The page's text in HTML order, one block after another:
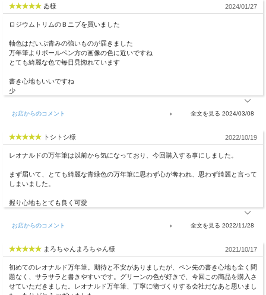
ゐ様 2024/01/27
ロジウムトリムのＢニブを買いました
軸色はだいぶ青みの強いものが届きました
万年筆よりボールペン方の画像の色に近いですね
とても綺麗な色で毎日見惚れています
書き心地もいいですね
少
お店からのコメント 2024/03/08
トシトシ様 2022/10/19
レオナルドの万年筆は以前から気になっており、今回購入する事にしました。
まず届いて、とても綺麗な青緑色の万年筆に思わず心が奪われ、思わず綺麗と言って
しまいました。
握り心地もとても良く可愛
お店からのコメント 2022/11/28
まろちゃんまろちゃん様 2021/10/17
初めてのレオナルド万年筆。期待と不安がありましたが、ペン先の書き心地も全く問
題なく、サラサラと書きやすいです。グリーンの色が好きで、今回この商品を購入さ
せていただきました。レオナルド万年筆、丁寧に物づくりする会社だなあと思いまし